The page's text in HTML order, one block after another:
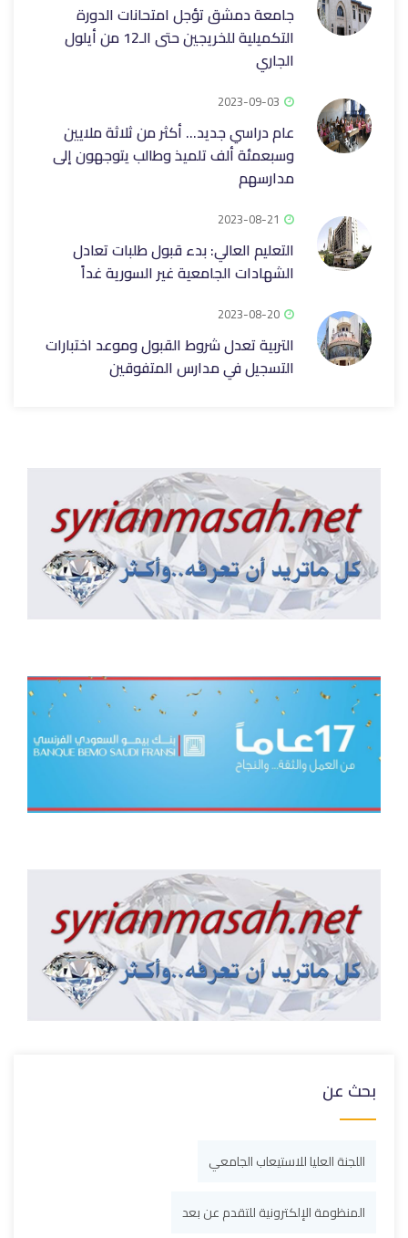
جامعة دمشق تؤجل امتحانات الدورة
التكميلية للخريجين حتى الـ12 من أيلول
الجاري
2023-09-03
عام دراسي جديد… أكثر من ثلاثة ملايين
وسبعمئة ألف تلميذ وطالب يتوجهون إلى
مدارسهم
2023-08-21
التعليم العالي: بدء قبول طلبات تعادل
الشهادات الجامعية غير السورية غداً
2023-08-20
التربية تعدل شروط القبول وموعد اختبارات
التسجيل في مدارس المتفوقين
بحث عن
اللجنة العليا للاستيعاب الجامعي
المنظومة الإلكترونية للتقدم عن بعد